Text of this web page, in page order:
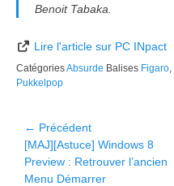
Benoit Tabaka.
Lire l'article sur PC INpact
CatégoriesAbsurde Balises Figaro
Pukkelpop
Navigation
de
l’article
← Précédent
Article
précédent :
[MAJ][Astuce] Windows 8
Preview : Retrouver l’ancien
Menu Démarrer